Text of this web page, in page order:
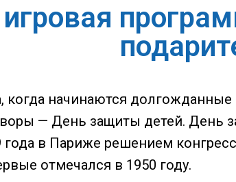
когда начинаются
— День защиты детей. День
года в Париже решением
отмечался в 1950 году.